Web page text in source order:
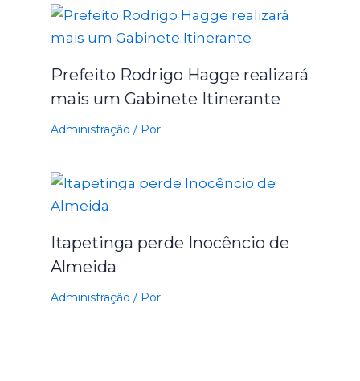
Prefeito Rodrigo Hagge realizará
mais um Gabinete Itinerante
Administração / Por
Itapetinga perde Inocêncio de
Almeida
Administração / Por